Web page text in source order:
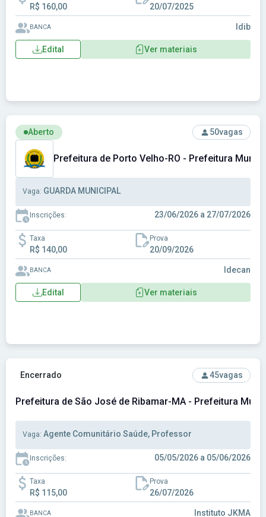
R$ 160,00 20/07/2025
BANCA Idib
Edital Ver materiais
Ver concurso: Prefeitura de Porto Velho-RO - Prefeitura
Aberto 50vagas
Prefeitura de Porto Velho-RO - Prefeitura
Vaga: GUARDA MUNICIPAL
Inscrições: 23/06/2026 a 27/07/2026
Taxa
R$ 140,00
Prova
20/09/2026
BANCA Idecan
Edital Ver materiais
Ver concurso: Prefeitura de São José de Ribamar-MA -
Encerrado 45vagas
Prefeitura de São José de Ribamar-MA - Prefeitura
Vaga: Agente Comunitário Saúde, Professor
Inscrições: 05/05/2026 a 05/06/2026
Taxa
R$ 115,00
Prova
26/07/2026
BANCA Instituto JKMA